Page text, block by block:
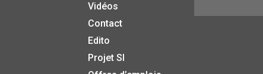
Vidéos
Contact
Edito
Projet SI